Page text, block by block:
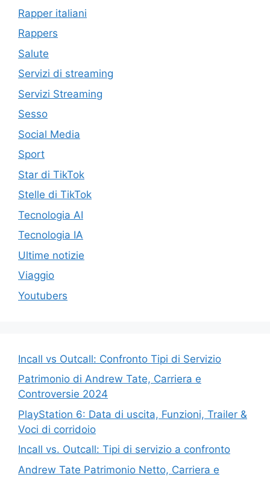
Rapper italiani
Rappers
Salute
Servizi di streaming
Servizi Streaming
Sesso
Social Media
Sport
Star di TikTok
Stelle di TikTok
Tecnologia AI
Tecnologia IA
Ultime notizie
Viaggio
Youtubers
Incall vs Outcall: Confronto Tipi di Servizio
Patrimonio di Andrew Tate, Carriera e
Controversie 2024
PlayStation 6: Data di uscita, Funzioni, Trailer &
Voci di corridoio
Incall vs. Outcall: Tipi di servizio a confronto
Andrew Tate Patrimonio Netto, Carriera e